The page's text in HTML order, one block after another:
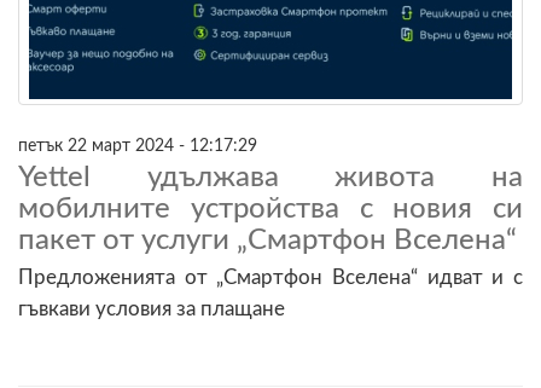
петък 22 март 2024 - 12:17:29
Yettel удължава живота на
мобилните устройства с новия си
пакет от услуги „Смартфон Вселена“
Предложенията от „Смартфон Вселена“ идват и с
гъвкави условия за плащане